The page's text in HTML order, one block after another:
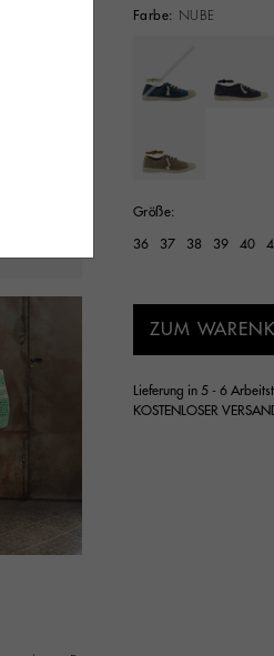
Farbe: NUBE
Größe:
36 37 38 39 40
ZUM
Lieferung in 5 - 6
KOSTENLOSER